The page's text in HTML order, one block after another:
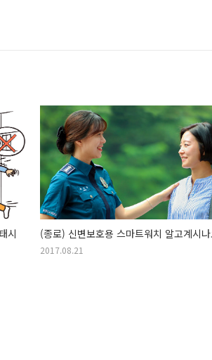
시
(종로) 신변보호용 스마트워치 알고계시
2017.08.21